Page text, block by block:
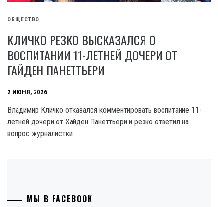
ОБЩЕСТВО
КЛИЧКО РЕЗКО ВЫСКАЗАЛСЯ О
ВОСПИТАНИИ 11-ЛЕТНЕЙ ДОЧЕРИ ОТ
ГАЙДЕН ПАНЕТТЬЕРИ
2 ИЮНЯ, 2026
Владимир Кличко отказался комментировать воспитание 11-
летней дочери от Хайден Панеттьери и резко ответил на
вопрос журналистки.
МЫ В FACEBOOK